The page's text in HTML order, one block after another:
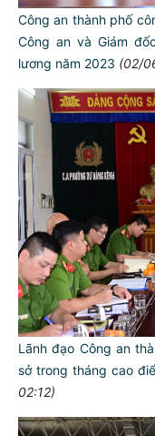
Công an thành phố
Công an và Giám
lương năm 2023 (02/
Lãnh đạo Công an
sở trong tháng cao
02:12)